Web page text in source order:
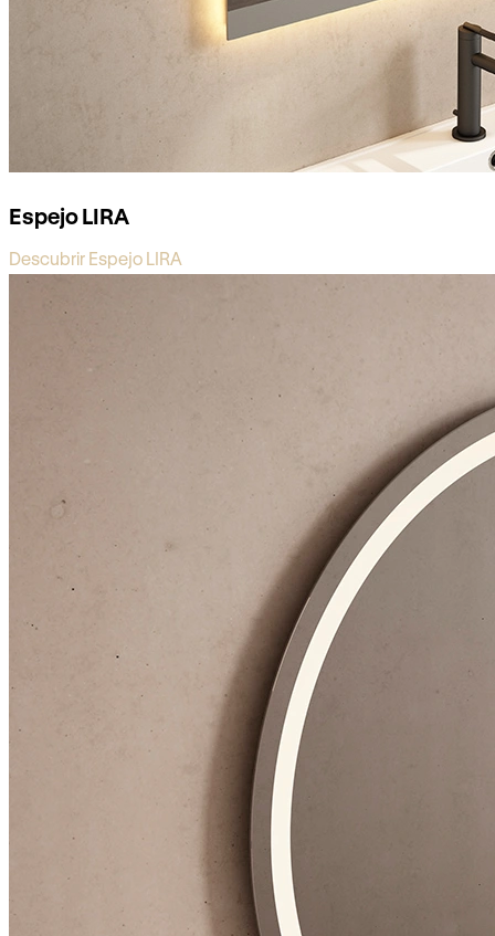
Espejo LIRA
Descubrir Espejo LIRA